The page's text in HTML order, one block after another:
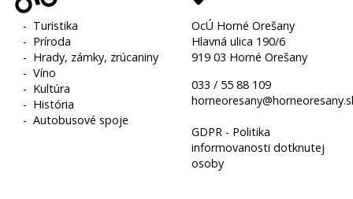
- Turistika
- Príroda
- Hrady, zámky, zrúcaniny
-Víno
- Kultúra
- História
-Autobusové spoje
OcÚ Horné Orešany
Hlavná ulica 190/6
919 03 Horné Orešany
033 / 55 88 109
GDPR - Politika
informovanosti dotknutej
osoby